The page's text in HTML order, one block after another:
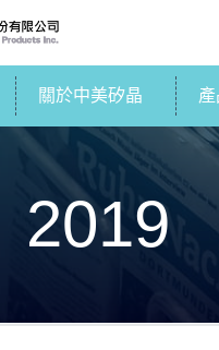
關於中美矽晶
2019